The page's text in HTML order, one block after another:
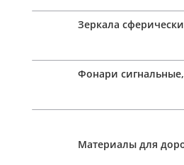
Зеркала
Фонари
Материалы для